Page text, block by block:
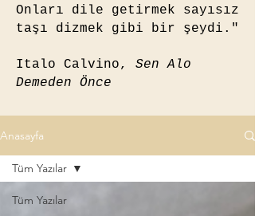
Onları dile getirmek sayısız
taşı dizmek gibi bir şeydi."
Italo Calvino, Sen Alo
Demeden Önce
Anasayfa
Tüm Yazılar
Tüm Yazılar